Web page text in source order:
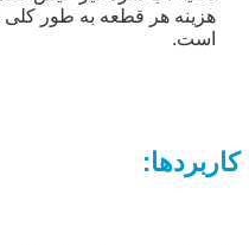
هزینه هر قطعه به طور کلی
است.
کاربردها: